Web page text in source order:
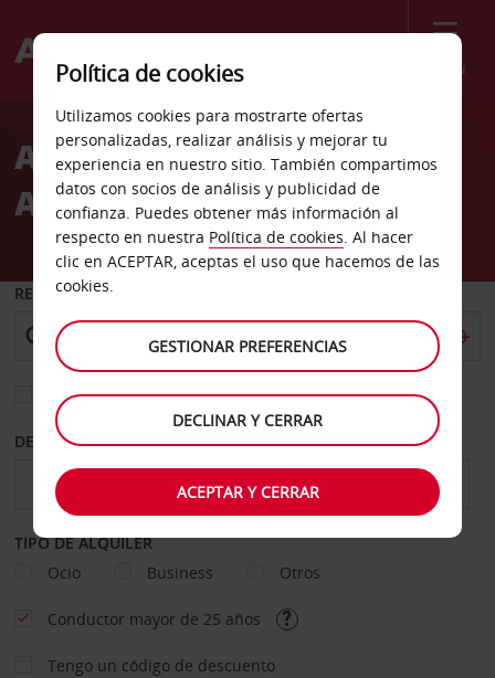
Menú
Welcome
AvisAlquiler de coches Salo
Auto10
RECOGER EN
Elegir otra oficina de devolución
DESDE HASTA
TIPO DE ALQUILER
Ocio
Business Otros
Conductor mayor de 25 años
Tengo un código de descuento
Política de cookies
Utilizamos cookies para mostrarte ofertas
personalizadas, realizar análisis y mejorar tu
experiencia en nuestro sitio. También compartimos
datos con socios de análisis y publicidad de
confianza. Puedes obtener más información al
respecto en nuestra Política de cookies. Al hacer
clic en ACEPTAR, aceptas el uso que hacemos de las
cookies.
GESTIONAR PREFERENCIAS
DECLINAR Y CERRAR
ACEPTAR Y CERRAR